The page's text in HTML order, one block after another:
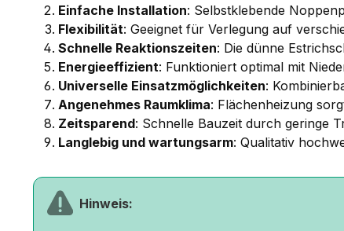
Einfache Installation: Selbstklebende
Flexibilität: Geeignet für Verlegung auf
Schnelle Reaktionszeiten: Die dünne
Energieeffizient: Funktioniert optimal mit
Universelle Einsatzmöglichkeiten:
Angenehmes Raumklima: Flächenheizung
Zeitsparend: Schnelle Bauzeit durch geringe
Langlebig und wartungsarm: Qualitativ
Hinweis: